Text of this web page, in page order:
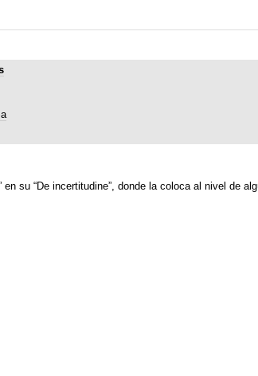
en su “De incertitudine”, donde la coloca al nivel